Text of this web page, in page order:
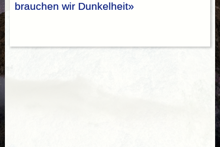
brauchen wir Dunkelheit»